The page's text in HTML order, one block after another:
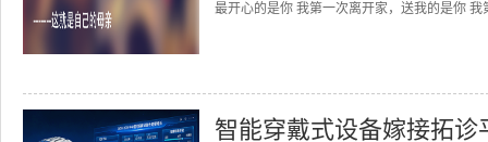
最开心的是你 我第一次离开家，送我的是你
智能穿戴式设备嫁接拓